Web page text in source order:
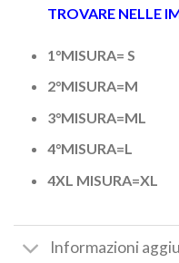
TROVARE NELLE
1°MISURA= S
2°MISURA=M
3°MISURA=ML
4°MISURA=L
4XL MISURA=XL
Informazioni